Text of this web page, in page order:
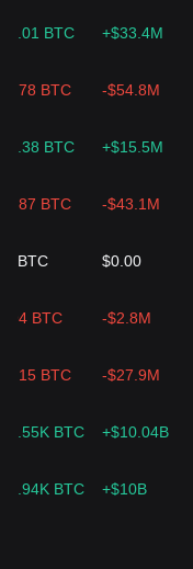
+$33.4M
BTC
-$54.8M
BTC
+$15.5M
BTC
-$43.1M
BTC
$0.00
BTC
-$2.8M
BTC
-$27.9M
BTC
+$10.04B
BTC
+$10B
BTC